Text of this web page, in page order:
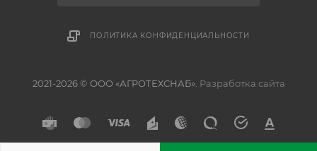
ПОЛИТИКА КОНФИДЕНЦИАЛЬНОСТИ
2021-2026 © ООО «АГРОТЕХСНАБ». Разработка сайта